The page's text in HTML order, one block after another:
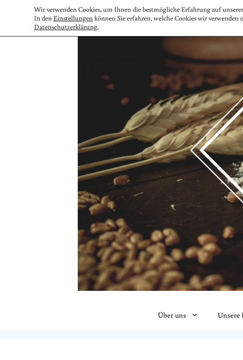
Über uns Unsere
Wir verwenden Cookies, um Ihnen die bestmögliche Erfahrung auf
In den Einstellungenkönnen Sie erfahren, welche Cookies wir
Datenschutzerklärung.